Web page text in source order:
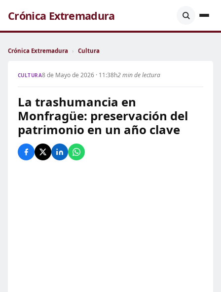
Crónica Extremadura
Crónica Extremadura › Cultura
CULTURA8 de Mayo de 2026 · 11:38h2 min de lectura
La trashumancia en
Monfragüe: preservación del
patrimonio en un año clave